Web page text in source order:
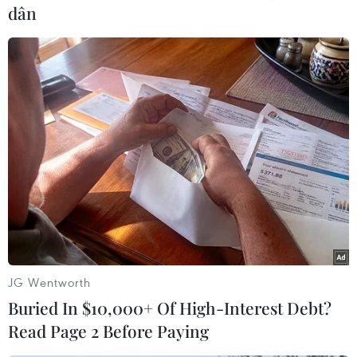
(TTXVN)
#Luật dự trữ quốc gia
#Nghị định thi hành
#Chính sách
dân
JG Wentworth
Buried In $10,000+ Of High-Interest Debt?
Read Page 2 Before Paying